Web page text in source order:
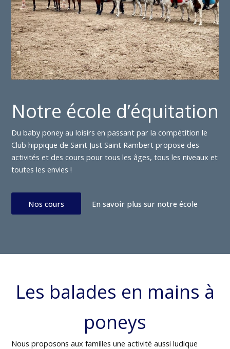
Notre école d’équitation
Du baby poney au loisirs en passant par la compétition le
Club hippique de Saint Just Saint Rambert propose des
activités et des cours pour tous les âges, tous les niveaux et
toutes les envies !
Nos cours En savoir plus sur notre école
Les balades en mains à
poneys
Nous proposons aux familles une activité aussi ludique